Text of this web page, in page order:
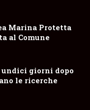
Marina Protetta
al Comune
giorni dopo
le ricerche